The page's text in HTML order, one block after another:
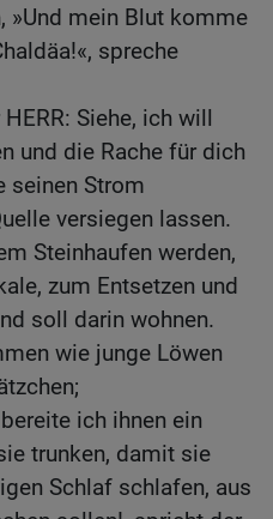
»Und mein Blut komme
spreche
Siehe, ich will
und die Rache für dich
seinen Strom
versiegen lassen.
Steinhaufen werden,
zum Entsetzen und
soll darin wohnen.
wie junge Löwen
ich ihnen ein
trunken, damit sie
Schlaf schlafen, aus